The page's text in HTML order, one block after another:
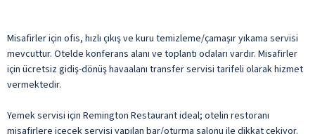
Misafirler için ofis, hızlı çıkış ve kuru temizleme/çamaşır yıkama servisi
mevcuttur. Otelde konferans alanı ve toplantı odaları vardır. Misafirler
için ücretsiz gidiş-dönüş havaalanı transfer servisi tarifeli olarak hizmet
vermektedir.
Yemek servisi için Remington Restaurant ideal; otelin restoranı
misafirlere içecek servisi yapılan bar/oturma salonu ile dikkat çekiyor.